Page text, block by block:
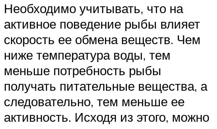
Необходимо учитывать, что на
активное поведение рыбы влияет
скорость ее обмена веществ. Чем
ниже температура воды, тем
меньше потребность рыбы
получать питательные вещества, а
следовательно, тем меньше ее
активность. Исходя из этого, можно